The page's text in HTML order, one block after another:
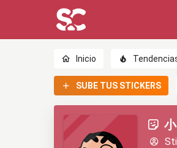
Inicio
SUBE TUS STICKERS